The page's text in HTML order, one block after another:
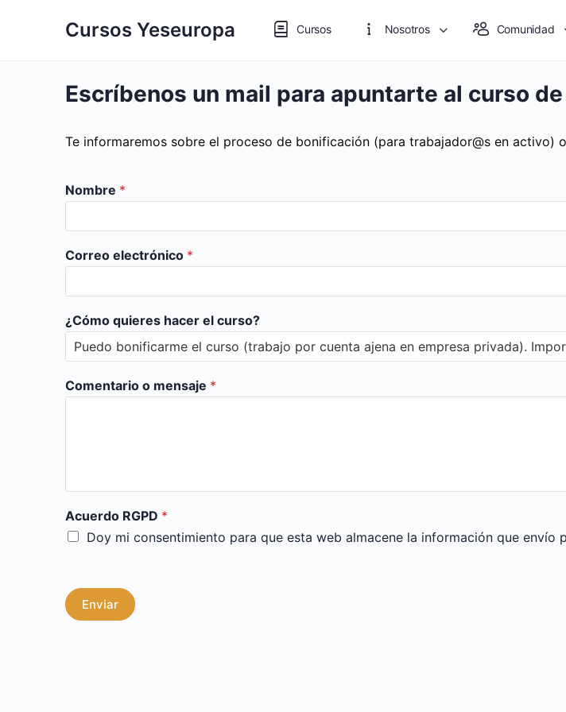
Cursos Yeseuropa Cursos Nosotros Comunidad
Escríbenos un mail para apuntarte al curso
Te informaremos sobre el proceso de bonificación (para trabajador@s en
Nombre *
Correo electrónico *
¿Cómo quieres hacer el curso?
Comentario o mensaje *
Acuerdo RGPD *
Doy mi consentimiento para que esta web almacene la información que envío
Enviar